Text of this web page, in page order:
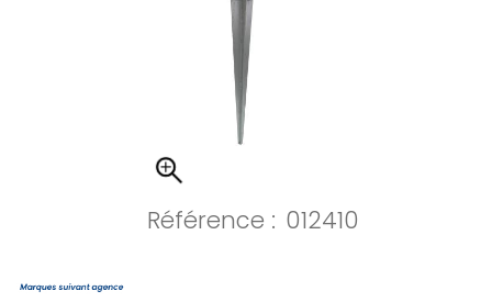
Référence : 012410